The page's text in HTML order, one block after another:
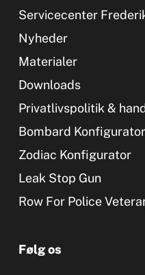
Servicecenter
Nyheder
Materialer
Downloads
Privatlivspolitik &
Bombard Konfigurator
Zodiac Konfigurator
Leak Stop Gun
Row For Police
Følg os